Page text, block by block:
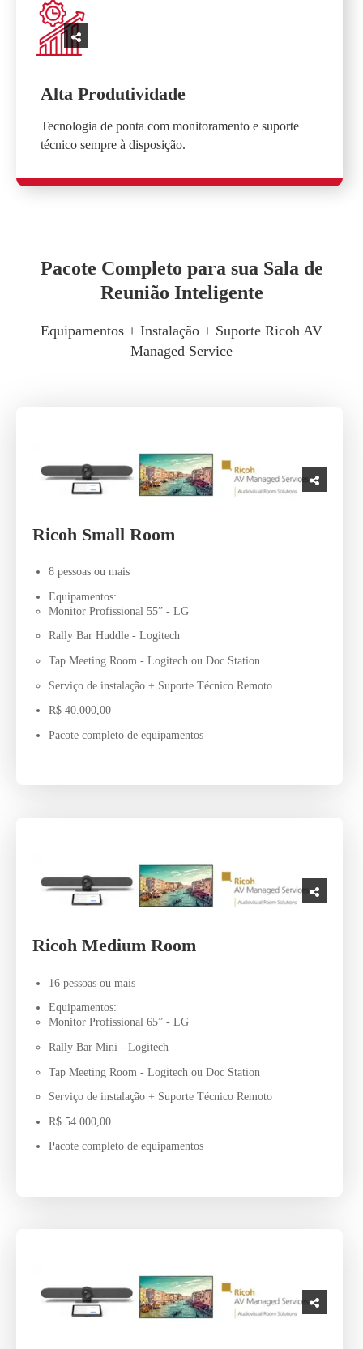
Alta Produtividade
Tecnologia de ponta com monitoramento e suporte
técnico sempre à disposição.
Pacote Completo para sua Sala de
Reunião Inteligente
Equipamentos + Instalação + Suporte Ricoh AV
Managed Service
Ricoh Small Room
8 pessoas ou mais
Equipamentos:
Monitor Profissional 55” - LG
Rally Bar Huddle - Logitech
Tap Meeting Room - Logitech ou Doc Station
Serviço de instalação + Suporte Técnico Remoto
R$ 40.000,00
Pacote completo de equipamentos
Ricoh Medium Room
16 pessoas ou mais
Equipamentos:
Monitor Profissional 65” - LG
Rally Bar Mini - Logitech
Tap Meeting Room - Logitech ou Doc Station
Serviço de instalação + Suporte Técnico Remoto
R$ 54.000,00
Pacote completo de equipamentos